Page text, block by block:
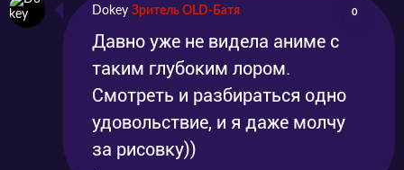
Dokey Зритель OLD-Батя 0
Давно уже не видела аниме с
таким глубоким лором.
Смотреть и разбираться одно
удовольствие, и я даже молчу
за рисовку))